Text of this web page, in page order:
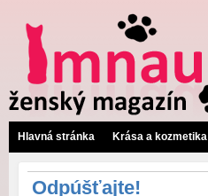
Hlavná stránka Krása a kozmetika
Odpúšťajte!